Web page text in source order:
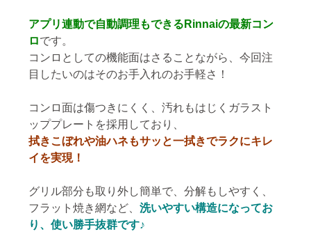
アプリ連動で自動調理もできるRinnaiの最新コン
ロです。
コンロとしての機能面はさることながら、今回注
目したいのはそのお手入れのお手軽さ！
コンロ面は傷つきにくく、汚れもはじくガラスト
ッププレートを採用しており、
拭きこぼれや油ハネもサッと一拭きでラクにキレ
イを実現！
グリル部分も取り外し簡単で、分解もしやすく、
フラット焼き網など、洗いやすい構造になってお
り、使い勝手抜群です♪